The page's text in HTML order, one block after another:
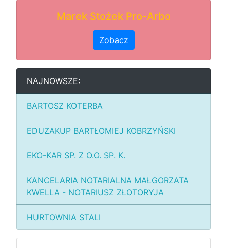
Marek Stożek Pro-Arbo
Zobacz
NAJNOWSZE:
BARTOSZ KOTERBA
EDUZAKUP BARTŁOMIEJ KOBRZYŃSKI
EKO-KAR SP. Z O.O. SP. K.
KANCELARIA NOTARIALNA MAŁGORZATA
KWELLA - NOTARIUSZ ZŁOTORYJA
HURTOWNIA STALI